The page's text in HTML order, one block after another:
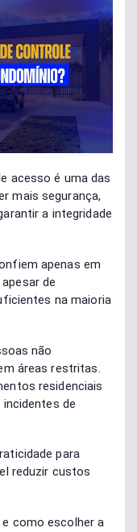
acesso é uma das
mais segurança,
a integridade
apenas em
de
na maioria
não
áreas restritas.
residenciais
de
para
reduzir custos
como escolher a